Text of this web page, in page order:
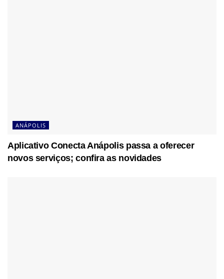
ANÁPOLIS
Aplicativo Conecta Anápolis passa a oferecer
novos serviços; confira as novidades